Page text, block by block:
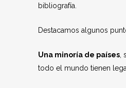
bibliografía.
Destacamos algunos
Una minoría de países
todo el mundo tienen